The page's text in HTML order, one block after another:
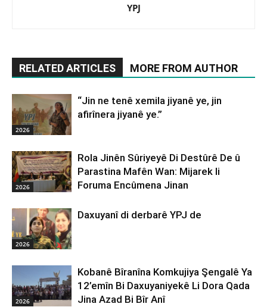
YPJ
RELATED ARTICLES MORE FROM AUTHOR
2026
“Jin ne tenê xemila jiyanê ye, jin
afirînera jiyanê ye.”
2026
Rola Jinên Sûriyeyê Di Destûrê De û
Parastina Mafên Wan: Mijarek li
Foruma Encûmena Jinan
2026
Daxuyanî di derbarê YPJ de
2026
Kobanê Bîranîna Komkujiya Şengalê Ya
12’emîn Bi Daxuyaniyekê Li Dora Qada
Jina Azad Bi Bîr Anî